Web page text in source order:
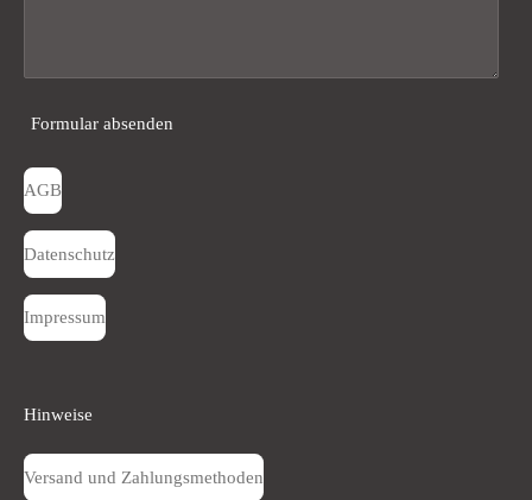
Formular absenden
AGB
Datenschutz
Impressum
Hinweise
Versand und Zahlungsmethoden